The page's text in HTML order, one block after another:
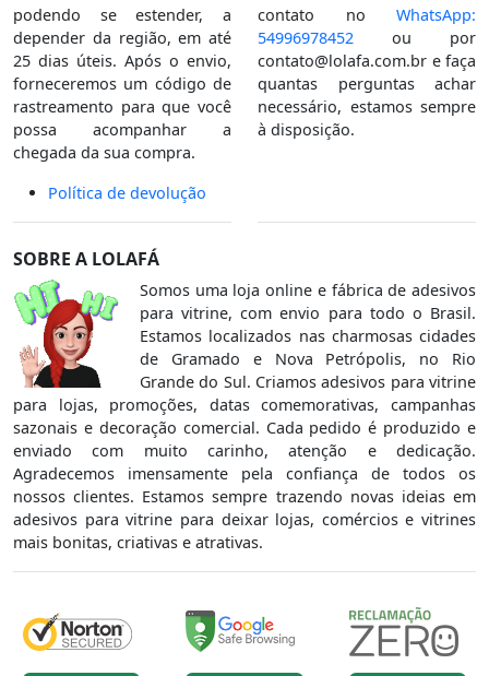
podendo se estender, a
depender da região, em até
25 dias úteis. Após o envio,
forneceremos um código de
rastreamento para que você
possa acompanhar a
chegada da sua compra.
Política de devolução
contato no WhatsApp:
54996978452 ou por
contato@lolafa.com.br e faça
quantas perguntas achar
necessário, estamos sempre
à disposição.
SOBRE A LOLAFÁ
Somos uma loja online e fábrica de adesivos
para vitrine, com envio para todo o Brasil.
Estamos localizados nas charmosas cidades
de Gramado e Nova Petrópolis, no Rio
Grande do Sul. Criamos adesivos para vitrine
para lojas, promoções, datas comemorativas, campanhas
sazonais e decoração comercial. Cada pedido é produzido e
enviado com muito carinho, atenção e dedicação.
Agradecemos imensamente pela confiança de todos os
nossos clientes. Estamos sempre trazendo novas ideias em
adesivos para vitrine para deixar lojas, comércios e vitrines
mais bonitas, criativas e atrativas.